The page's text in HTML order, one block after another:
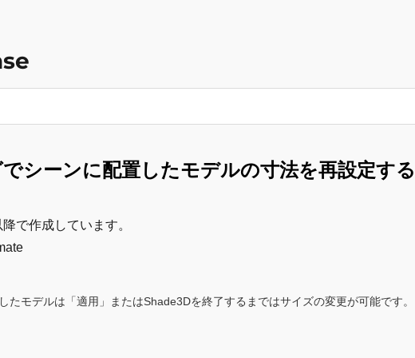
シーンに配置したモデルの寸法を再設定す
降で作成しています。
たモデルは「適用」またはShade3Dを終了するまではサイズの変更が可能です。